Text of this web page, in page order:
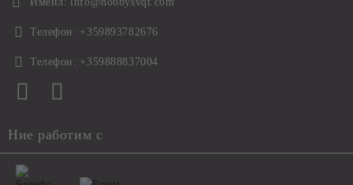
Телефон: +359893782676
Телефон: +359888837004
Ние работим с